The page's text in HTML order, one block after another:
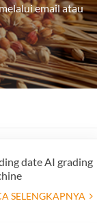
email atau
date AI grading
SELENGKAPNYA